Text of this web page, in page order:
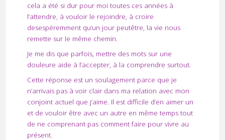
cela a été si dur pour moi toutes ces années à
l’attendre, à vouloir le rejoindre, à croire
desespéremment qu’un jour peutêtre, la vie nous
remette sur le même chemin.
Je me dis que parfois, mettre des mots sur une
douleure aide à l’accepter, à la comprendre surtout.
Cette réponse est un soulagement parce que je
n’arrivais pas à voir clair dans ma relation avec mon
conjoint actuel que j’aime. Il est difficile d’en aimer un
et de vouloir être avec un autre en même temps tout
de ne comprenant pas comment faire pour vivre au
présent.